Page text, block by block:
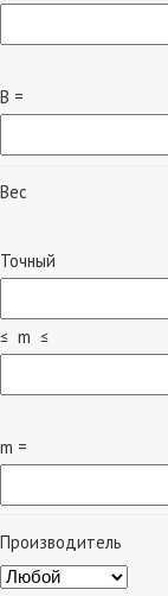
B =
Вес
Точный
≤ m ≤
m =
Производитель